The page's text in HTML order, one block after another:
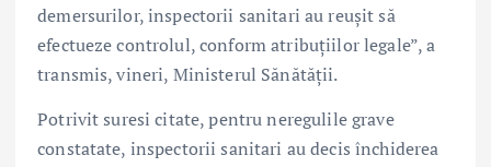
demersurilor, inspectorii sanitari au reușit să
efectueze controlul, conform atribuțiilor legale”, a
transmis, vineri, Ministerul Sănătății.
Potrivit suresi citate, pentru neregulile grave
constatate, inspectorii sanitari au decis închiderea